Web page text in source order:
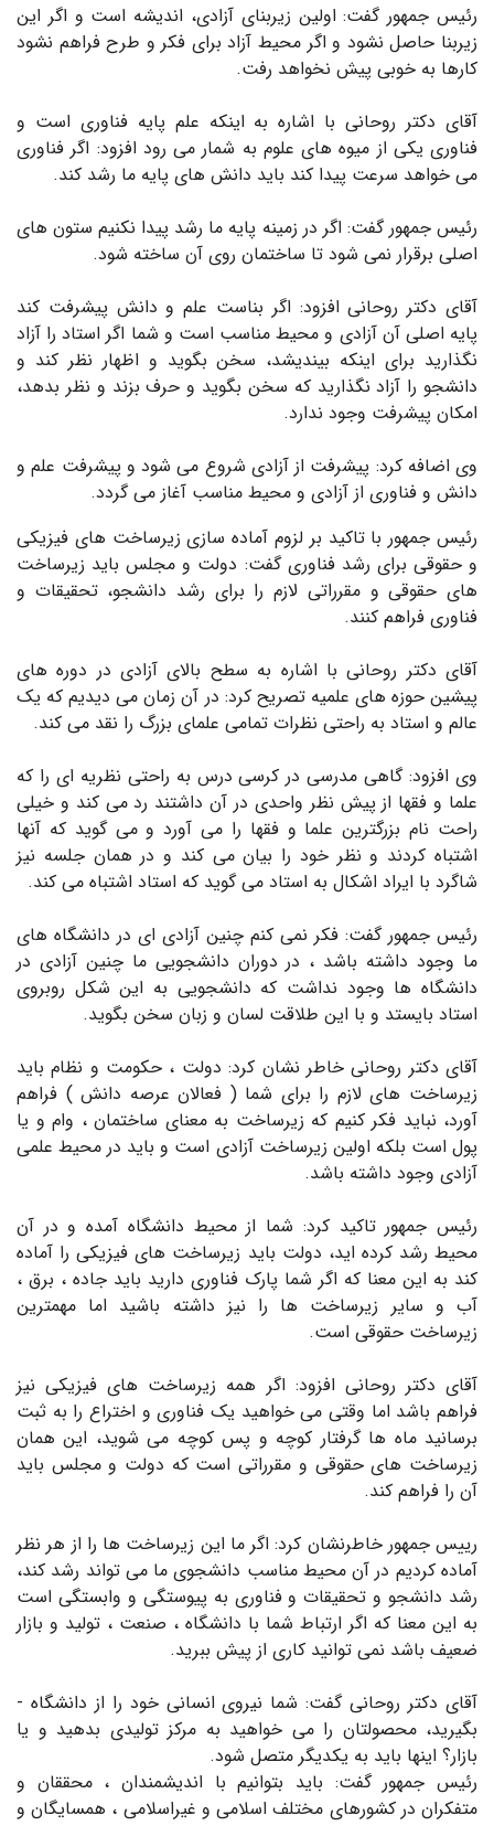
رئیس جمهور گفت: اولین زیربنای آزادی، اندیشه است و اگر این
زیربنا حاصل نشود و اگر محیط آزاد برای فکر و طرح فراهم نشود
کارها به خوبی پیش نخواهد رفت.
آقای دکتر روحانی با اشاره به اینکه علم پایه فناوری است و
فناوری یکی از میوه های علوم به شمار می رود افزود: اگر فناوری
می خواهد سرعت پیدا کند باید دانش های پایه ما رشد کند.
رئیس جمهور گفت: اگر در زمینه پایه ما رشد پیدا نکنیم ستون های
اصلی برقرار نمی شود تا ساختمان روی آن ساخته شود.
آقای دکتر روحانی افزود: اگر بناست علم و دانش پیشرفت کند
پایه اصلی آن آزادی و محیط مناسب است و شما اگر استاد را آزاد
نگذارید برای اینکه بیندیشد، سخن بگوید و اظهار نظر کند و
دانشجو را آزاد نگذارید که سخن بگوید و حرف بزند و نظر بدهد،
امکان پیشرفت وجود ندارد.
وی اضافه کرد: پیشرفت از آزادی شروع می شود و پیشرفت علم و
دانش و فناوری از آزادی و محیط مناسب آغاز می گردد.
رئیس جمهور­ با تاکید بر لزوم آماده سازی زیرساخت های فیزیکی
و حقوقی برای رشد فناوری گفت: دولت و مجلس باید زیرساخت
های حقوقی و مقرراتی لازم را برای رشد دانشجو، تحقیقات و
فناوری فراهم کنند.
آقای دکتر روحانی با اشاره به سطح بالای آزادی در دوره های
پیشین حوزه های علمیه تصریح کرد:­­ در آن زمان می دیدیم که یک
عالم و استاد به راحتی نظرات­­ تمامی علمای بزرگ را نقد می کند.
وی افزود:­ گاهی مدرسی در کرسی درس به راحتی نظریه ای را که
علما و فقها­ از پیش نظر واحدی در آن داشتند رد می کند و خیلی
راحت نام بزرگترین علما و فقها را می آورد و ­­می گوید­ که آنها
اشتباه کردند و نظر خود را بیان می کند و در همان جلسه نیز
شاگرد با ایراد اشکال به استاد می گوید که استاد اشتباه می کند.
رئیس جمهور گفت:­ فکر نمی کنم چنین آزادی ای در دانشگاه های
ما وجود داشته باشد ، در دوران دانشجویی ما چنین آزادی در
دانشگاه ها وجود نداشت که دانشجویی به این شکل روبروی
استاد بایستد­ و با این طلاقت لسان­ و زبان سخن بگوید.
آقای دکتر روحانی خاطر نشان کرد: دولت ، حکومت و نظام باید
زیرساخت های لازم را برای شما ( فعالان عرصه دانش ) فراهم
آورد، نباید فکر کنیم که زیرساخت به معنای ساختمان ، وام­ و یا
پول است بلکه اولین زیرساخت آزادی است­ و باید در محیط علمی
آزادی وجود داشته باشد.
رئیس جمهور تاکید کرد: شما از محیط دانشگاه آمده و در آن
محیط رشد کرده اید، دولت باید ­زیرساخت های فیزیکی را آماده
کند به این معنا که اگر شما پارک فناوری دارید باید جاده ، برق ،
آب و سایر زیرساخت ها را نیز داشته باشید اما مهمترین
زیرساخت حقوقی است.
آقای دکتر روحانی افزود:­ اگر همه زیرساخت های فیزیکی نیز
فراهم باشد اما وقتی می خواهید یک فناوری و اختراع را به ثبت
برسانید ماه ها گرفتار کوچه و پس کوچه می شوید، این همان
زیرساخت های حقوقی و مقرراتی است که دولت و مجلس باید
آن را فراهم کند.
رییس جمهور خاطرنشان کرد: اگر ما این زیرساخت ها را از هر نظر
آماده کردیم در آن محیط مناسب دانشجوی ما می تواند رشد کند،
رشد دانشجو و تحقیقات و فناوری به پیوستگی و وابستگی است
به این معنا که اگر ارتباط­ شما با دانشگاه ، صنعت ، تولید و بازار
ضعیف باشد نمی توانید کاری از پیش ببرید.
آقای دکتر روحانی­ گفت: شما نیروی انسانی خود را از دانشگاه­ ­
بگیرید، محصولتان را می خواهید به مرکز تولیدی بدهید و یا
بازار؟ اینها باید به یکدیگر متصل شود.
رئیس جمهور گفت: باید بتوانیم با اندیشمندان ، محققان و
متفکران در کشورهای مختلف اسلامی و غیراسلامی ، همسایگان و